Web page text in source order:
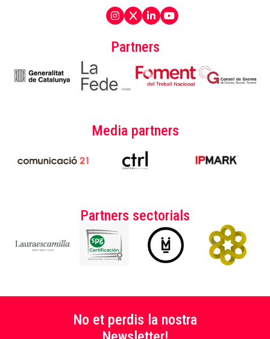
Partners
Media partners
Partners sectorials
No et perdis la nostra